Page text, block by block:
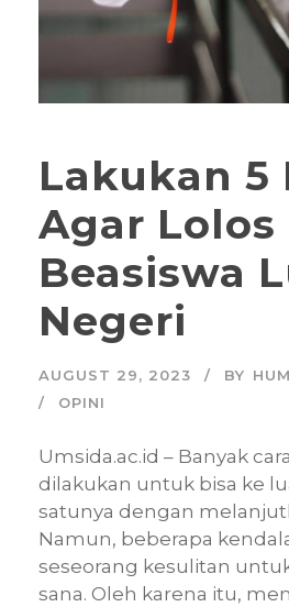
Lakukan 5
Agar Lolos
Beasiswa
Negeri
AUGUST 29, 2023 BY
OPINI
Umsida.ac.id – Banyak
dilakukan untuk bisa ke
satunya dengan
Namun, beberapa
seseorang kesulitan
sana. Oleh karena itu,